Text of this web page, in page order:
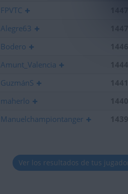
FPVTC
Alegre63
Bodero
Amunt_Valencia
GuzmánS
maherlo
Manuelchampiontanger
Ver los resultados de tus